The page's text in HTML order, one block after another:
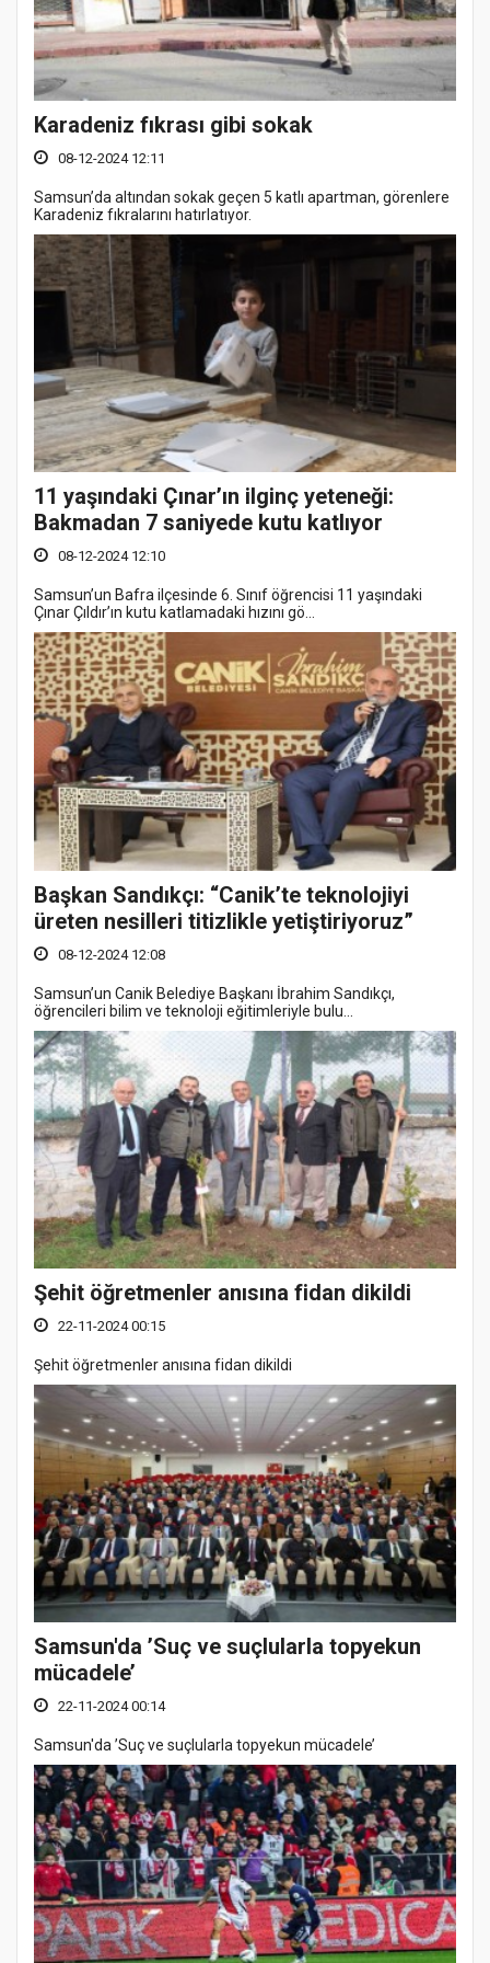
Karadeniz fıkrası gibi sokak
08-12-2024 12:11
Samsun’da altından sokak geçen 5 katlı apartman, görenlere
Karadeniz fıkralarını hatırlatıyor.
11 yaşındaki Çınar’ın ilginç yeteneği:
Bakmadan 7 saniyede kutu katlıyor
08-12-2024 12:10
Samsun’un Bafra ilçesinde 6. Sınıf öğrencisi 11 yaşındaki
Çınar Çıldır’ın kutu katlamadaki hızını gö...
Başkan Sandıkçı: “Canik’te teknolojiyi
üreten nesilleri titizlikle yetiştiriyoruz”
08-12-2024 12:08
Samsun’un Canik Belediye Başkanı İbrahim Sandıkçı,
öğrencileri bilim ve teknoloji eğitimleriyle bulu...
Şehit öğretmenler anısına fidan dikildi
22-11-2024 00:15
Şehit öğretmenler anısına fidan dikildi
Samsun'da ’Suç ve suçlularla topyekun
mücadele’
22-11-2024 00:14
Samsun'da ’Suç ve suçlularla topyekun mücadele’